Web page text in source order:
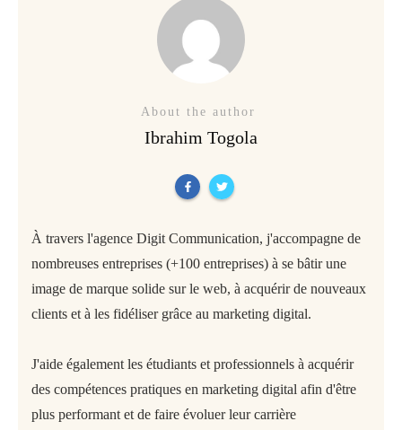
About the author
Ibrahim Togola
À travers l'agence Digit Communication, j'accompagne de
nombreuses entreprises (+100 entreprises) à se bâtir une
image de marque solide sur le web, à acquérir de nouveaux
clients et à les fidéliser grâce au marketing digital.
J'aide également les étudiants et professionnels à acquérir
des compétences pratiques en marketing digital afin d'être
plus performant et de faire évoluer leur carrière